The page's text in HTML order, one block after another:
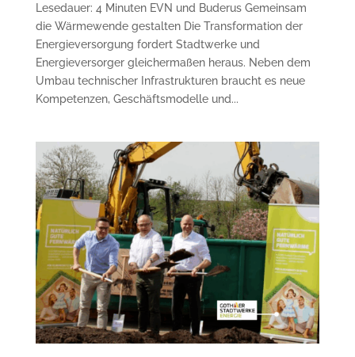
Lesedauer: 4 Minuten EVN und Buderus Gemeinsam
die Wärmewende gestalten Die Transformation der
Energieversorgung fordert Stadtwerke und
Energieversorger gleichermaßen heraus. Neben dem
Umbau technischer Infrastrukturen braucht es neue
Kompetenzen, Geschäftsmodelle und...